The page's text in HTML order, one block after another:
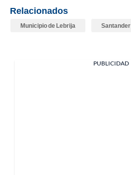
Relacionados
Municipio de Lebrija Santander
PUBLICIDAD